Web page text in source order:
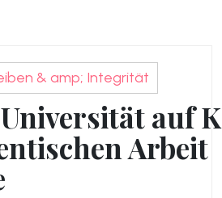
& amp; Integrität
auf
Arbeit